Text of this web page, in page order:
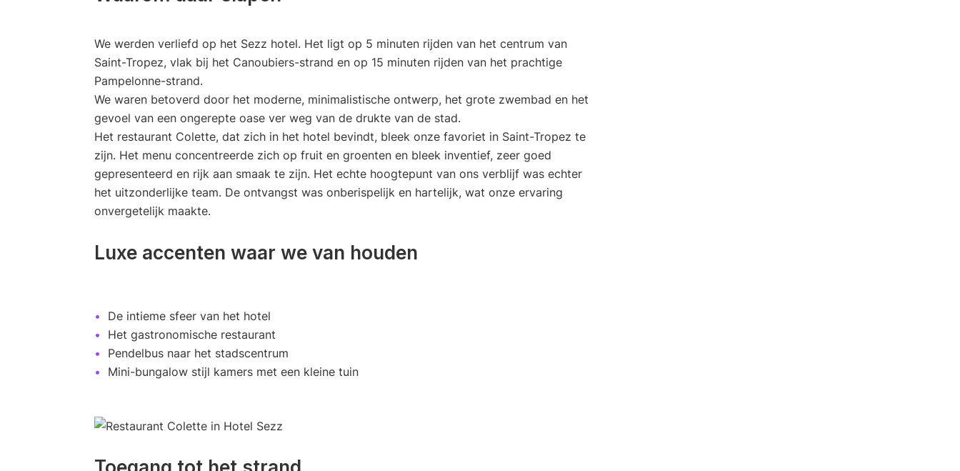
We werden verliefd op het Sezz hotel. Het ligt op 5 minuten rijden van het centrum van
Saint-Tropez, vlak bij het Canoubiers-strand en op 15 minuten rijden van het prachtige
Pampelonne-strand.
We waren betoverd door het moderne, minimalistische ontwerp, het grote zwembad en het
gevoel van een ongerepte oase ver weg van de drukte van de stad.
Het restaurant Colette, dat zich in het hotel bevindt, bleek onze favoriet in Saint-Tropez te
zijn. Het menu concentreerde zich op fruit en groenten en bleek inventief, zeer goed
gepresenteerd en rijk aan smaak te zijn. Het echte hoogtepunt van ons verblijf was echter
het uitzonderlijke team. De ontvangst was onberispelijk en hartelijk, wat onze ervaring
onvergetelijk maakte.
Luxe accenten waar we van houden
De intieme sfeer van het hotel
Het gastronomische restaurant
Pendelbus naar het stadscentrum
Mini-bungalow stijl kamers met een kleine tuin